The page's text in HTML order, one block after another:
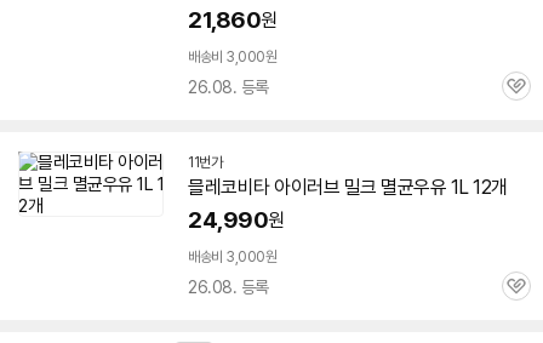
21,860원
배송비 3,000원
26.08. 등록
관
11번가
믈레코비타 아이러브 밀크 멸균우유 1L 12개
24,990원
배송비 3,000원
26.08. 등록
관